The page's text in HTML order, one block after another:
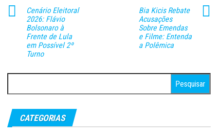
Cenário Eleitoral
2026: Flávio
Bolsonaro à
Frente de Lula
em Possível 2º
Turno
Bia Kicis Rebate
Acusações
Sobre Emendas
e Filme: Entenda
a Polêmica
por:
CATEGORIAS